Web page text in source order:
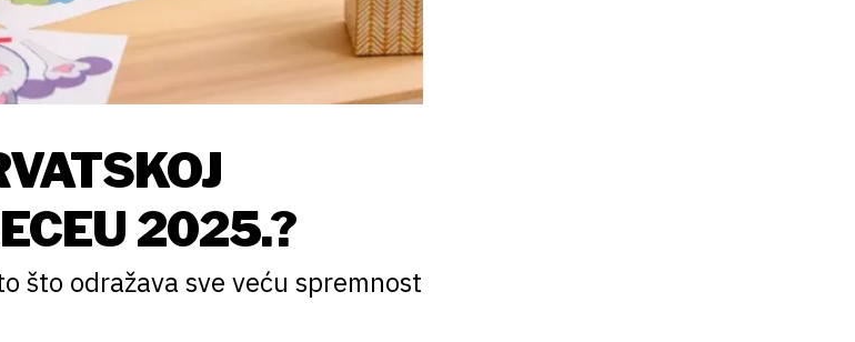
2025.?
što odražava sve veću spremnost